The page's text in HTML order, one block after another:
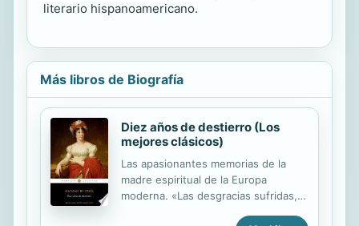
literario hispanoamericano.
Más libros de Biografía
Diez años de destierro (Los
mejores clásicos)
Las apasionantes memorias de la
madre espiritual de la Europa
moderna. «Las desgracias sufridas,